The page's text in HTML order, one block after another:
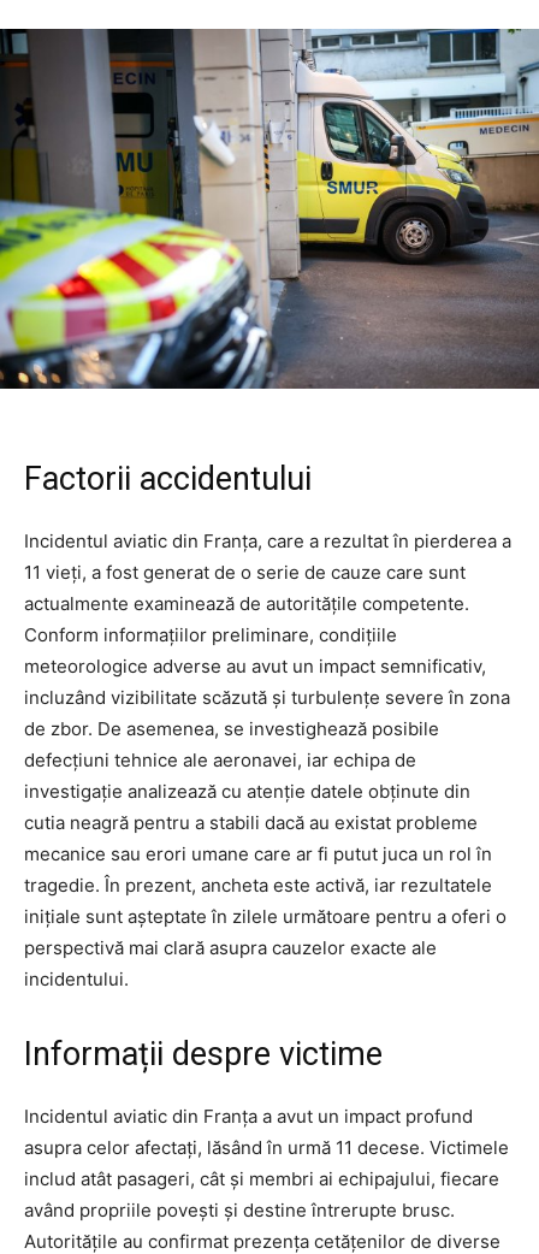
Factorii accidentului
Incidentul aviatic din Franța, care a rezultat în pierderea a
11 vieți, a fost generat de o serie de cauze care sunt
actualmente examinează de autoritățile competente.
Conform informațiilor preliminare, condițiile
meteorologice adverse au avut un impact semnificativ,
incluzând vizibilitate scăzută și turbulențe severe în zona
de zbor. De asemenea, se investighează posibile
defecțiuni tehnice ale aeronavei, iar echipa de
investigație analizează cu atenție datele obținute din
cutia neagră pentru a stabili dacă au existat probleme
mecanice sau erori umane care ar fi putut juca un rol în
tragedie. În prezent, ancheta este activă, iar rezultatele
inițiale sunt așteptate în zilele următoare pentru a oferi o
perspectivă mai clară asupra cauzelor exacte ale
incidentului.
Informații despre victime
Incidentul aviatic din Franța a avut un impact profund
asupra celor afectați, lăsând în urmă 11 decese. Victimele
includ atât pasageri, cât și membri ai echipajului, fiecare
având propriile povești și destine întrerupte brusc.
Autoritățile au confirmat prezența cetățenilor de diverse